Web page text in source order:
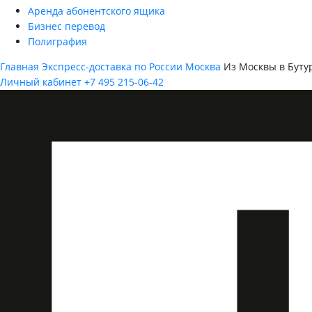
Аренда абонентского ящика
Бизнес перевод
Полиграфия
Главная Экспресс-доставка по России Москва Из Москвы в
Личный кабинет +7 495 215-06-42